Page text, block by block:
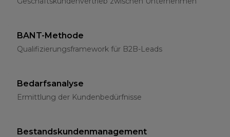
BANT-Methode
Qualifizierungsframework für B2B-Leads
Bedarfsanalyse
Ermittlung der Kundenbedürfnisse
Bestandskundenmanagement